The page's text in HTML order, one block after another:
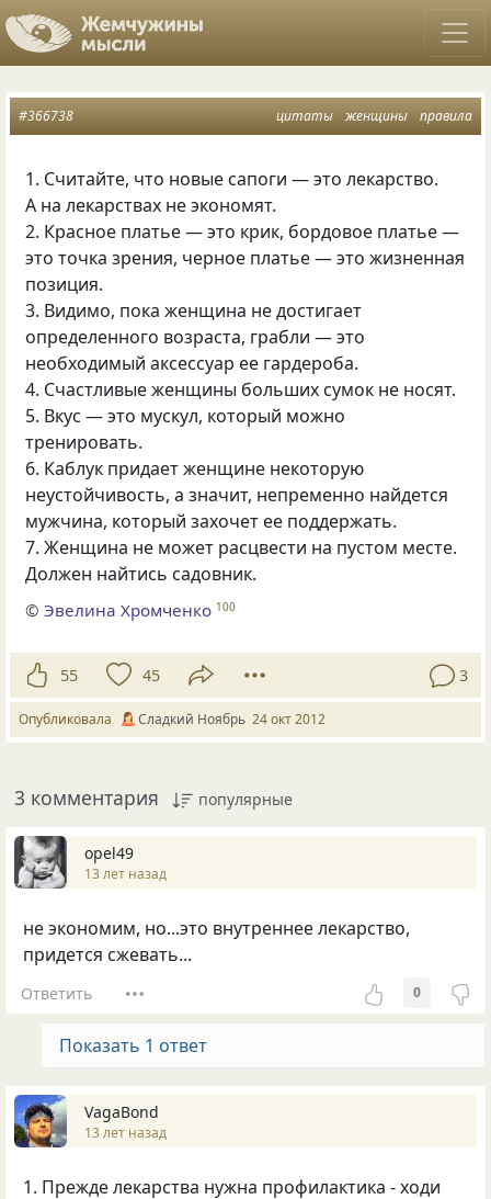
цитаты женщины правила
#366738
1. Считайте, что новые сапоги — это лекарство.
А на лекарствах не экономят.
2. Красное платье — это крик, бордовое платье —
это точка зрения, черное платье — это жизненная
позиция.
3. Видимо, пока женщина не достигает
определенного возраста, грабли — это
необходимый аксессуар ее гардероба.
4. Счастливые женщины больших сумок не носят.
5. Вкус — это мускул, который можно
тренировать.
6. Каблук придает женщине некоторую
неустойчивость, а значит, непременно найдется
мужчина, который захочет ее поддержать.
7. Женщина не может расцвести на пустом месте.
Должен найтись садовник.
©Эвелина Хромченко 100
55 45 3
Опубликовала Сладкий Ноябрь 24 окт 2012
3 комментария популярные
opel49
13 лет назад
не экономим, но...это внутреннее лекарство,
придется сжевать...
Ответить 0
Показать 1 ответ
VagaBond
13 лет назад
1. Прежде лекарства нужна профилактика - ходи